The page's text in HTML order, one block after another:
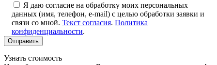
Я даю согласие на обработку моих персональных
данных (имя, телефон, e-mail) с целью обработки заявки и
связи со мной. Текст согласия. Политика
конфиденциальности.
Узнать стоимость